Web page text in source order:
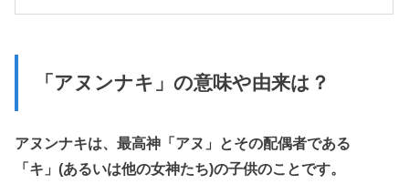
「アヌンナキ」の意味や由来は？
アヌンナキは、最高神「アヌ」とその配偶者である
「キ」(あるいは他の女神たち)の子供のことです。